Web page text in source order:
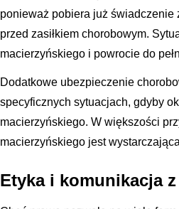
ponieważ pobiera już świadczenie
przed zasiłkiem chorobowym.
macierzyńskiego i powrocie do
Dodatkowe ubezpieczenie
specyficznych sytuacjach, gdyby
macierzyńskiego. W większości
macierzyńskiego jest
Etyka i komunikacja